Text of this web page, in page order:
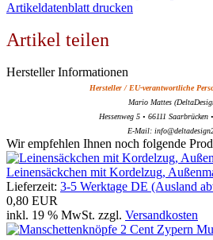
Artikeldatenblatt drucken
Artikel teilen
Hersteller Informationen
Hersteller / EU-verantwortliche
Mario Mattes
Hessenweg 5 • 66111 Saarbrücken
E-Mail:
Wir empfehlen Ihnen noch folgende
Leinensäckchen mit Kordelzug,
Lieferzeit: 3-5 Werktage DE (Ausland
0,80 EUR
inkl. 19 % MwSt. zzgl. Versandkosten